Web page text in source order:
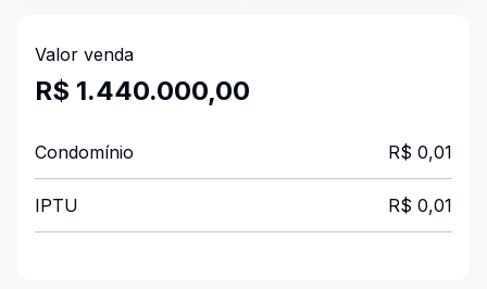
Valor venda
R$ 1.440.000,00
Condomínio R$ 0,01
IPTU R$ 0,01